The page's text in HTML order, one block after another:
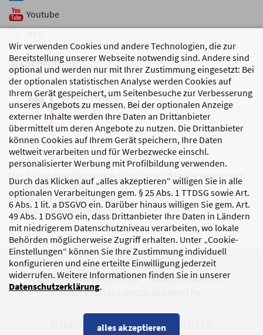
Wir verwenden Cookies und andere Technologien, die zur
Bereitstellung unserer Webseite notwendig sind. Andere sind
optional und werden nur mit Ihrer Zustimmung eingesetzt: Bei
der optionalen statistischen Analyse werden Cookies auf
Ihrem Gerät gespeichert, um Seitenbesuche zur Verbesserung
unseres Angebots zu messen. Bei der optionalen Anzeige
externer Inhalte werden Ihre Daten an Drittanbieter
übermittelt um deren Angebote zu nutzen. Die Drittanbieter
können Cookies auf Ihrem Gerät speichern, Ihre Daten
weltweit verarbeiten und für Werbezwecke einschl.
personalisierter Werbung mit Profilbildung verwenden.
Durch das Klicken auf „alles akzeptieren“ willigen Sie in alle
optionalen Verarbeitungen gem. § 25 Abs. 1 TTDSG sowie Art.
6 Abs. 1 lit. a DSGVO ein. Darüber hinaus willigen Sie gem. Art.
49 Abs. 1 DSGVO ein, dass Drittanbieter Ihre Daten in Ländern
mit niedrigerem Datenschutzniveau verarbeiten, wo lokale
Behörden möglicherweise Zugriff erhalten. Unter „Cookie-
Einstellungen“ können Sie Ihre Zustimmung individuell
konfigurieren und eine erteilte Einwilligung jederzeit
widerrufen. Weitere Informationen finden Sie in unserer
Datenschutzerklärung.
alles akzeptieren
Youtube
GEFÖRDERT VON
Das DJI wird größtenteils gefördert vom Bundesministerium
für Bildung, Familie,
Senioren, Frauen und Jugend
sowie den Bundesländern.
DATENSCHUTZ
IMPRESSUM
KORRUPTIONSPRÄVENTION
BARRIEREFREIHEIT
COOKIE-EINSTELLUNGEN BEARBEITEN
© 2026 DEUTSCHES JUGENDINSTITUT E.V.